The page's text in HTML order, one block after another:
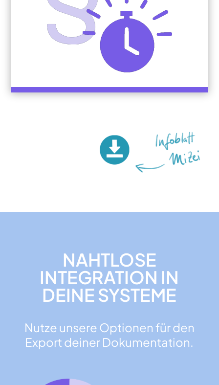
NAHTLOSE
INTEGRATION IN
DEINE SYSTEME
Nutze unsere Optionen für den
Export deiner Dokumentation.